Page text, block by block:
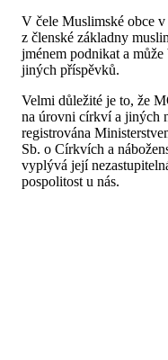
V čele Muslimské obce
z členské základny
jménem podnikat a
jiných příspěvků.
Velmi důležité je to, že
na úrovni církví a jiných
registrována
Sb. o Církvích a
vyplývá její
pospolitost u nás.